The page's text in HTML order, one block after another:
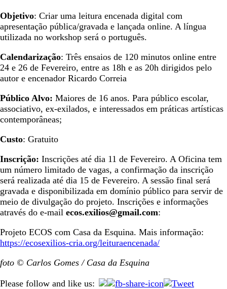
Objetivo: Criar uma leitura encenada digital com
apresentação pública/gravada e lançada online. A língua
utilizada no workshop será o português.
Calendarização: Três ensaios de 120 minutos online entre
24 e 26 de Fevereiro, entre as 18h e as 20h dirigidos pelo
autor e encenador Ricardo Correia
Público Alvo: Maiores de 16 anos. Para público escolar,
associativo, ex-exilados, e interessados em práticas artísticas
contemporâneas;
Custo: Gratuito
Inscrição: Inscrições até dia 11 de Fevereiro. A Oficina tem
um número limitado de vagas, a confirmação da inscrição
será realizada até dia 15 de Fevereiro. A sessão final será
gravada e disponibilizada em domínio público para servir de
meio de divulgação do projeto. Inscrições e informações
através do e-mail ecos.exilios@gmail.com:
Projeto ECOS com Casa da Esquina. Mais informação:
https://ecosexilios-cria.org/leituraencenada/
foto © Carlos Gomes / Casa da Esquina
Please follow and like us: